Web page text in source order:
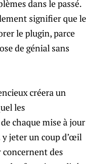
dans le passé.
signifier que le
le plugin, parce
de génial sans
créera un
les
chaque mise à jour
y jeter un coup d’œil
des